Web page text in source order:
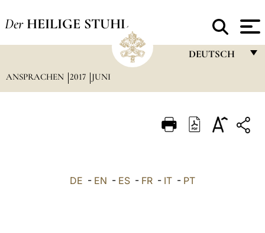
Der HEILIGE STUHL
DEUTSCH
ITALIANO
ANSPRACHEN 2017 JUNI
DE - EN - ES - FR - IT - PT